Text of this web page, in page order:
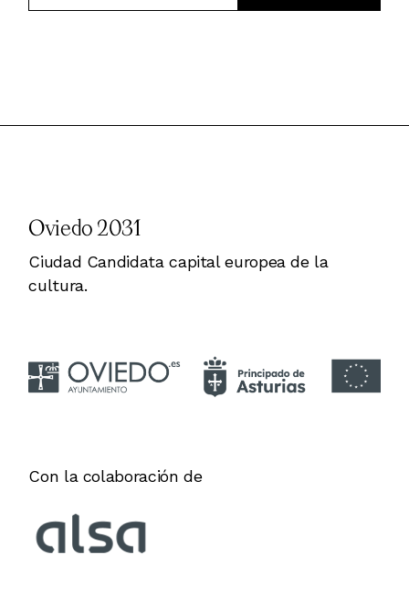
Oviedo 2031
Ciudad Candidata capital europea de la
cultura.
Con la colaboración de